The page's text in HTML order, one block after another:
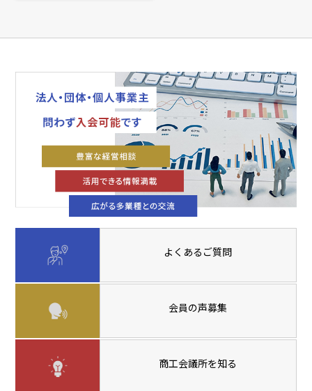
よくあるご質問
会員の声募集
商工会議所を知る